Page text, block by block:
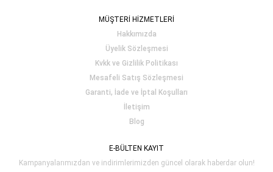
MÜŞTERİ HİZMETLERİ
Hakkımızda
Üyelik Sözleşmesi
Kvkk ve Gizlilik Politikası
Mesafeli Satış Sözleşmesi
Garanti, İade ve İptal Koşulları
İletişim
Blog
E-BÜLTEN KAYIT
Kampanyalarımızdan ve indirimlerimizden güncel olarak haberdar olun!